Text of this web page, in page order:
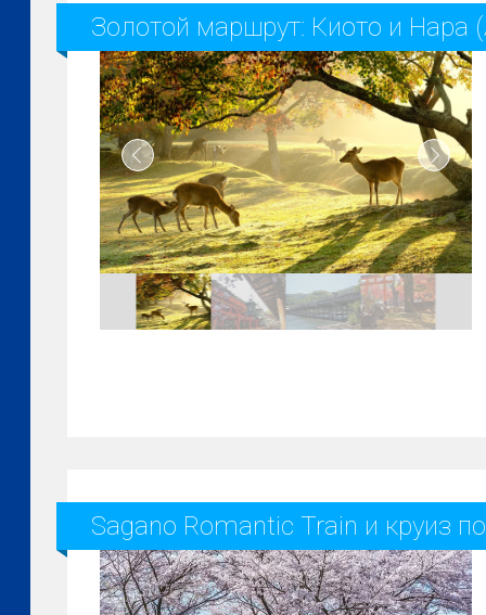
Золотой маршрут: Киото и Нара
Sagano Romantic Train и круиз